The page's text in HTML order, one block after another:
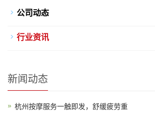
公司动态
行业资讯
新闻动态
杭州按摩服务一触即发，舒缓疲劳重